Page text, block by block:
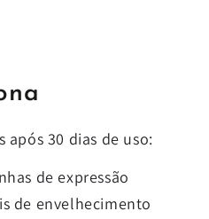
após 30 dias de uso:
de expressão
de envelhecimento